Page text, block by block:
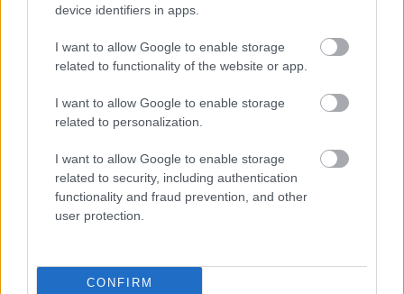
device identifiers in apps.
I want to allow Google to enable storage
related to functionality of the website or app.
I want to allow Google to enable storage
related to personalization.
I want to allow Google to enable storage
related to security, including authentication
functionality and fraud prevention, and other
user protection.
CONFIRM